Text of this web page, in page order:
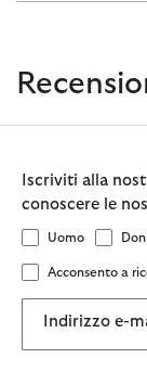
Iscriviti alla
conoscere le
Uomo
Acconsento a
Indirizzo e-